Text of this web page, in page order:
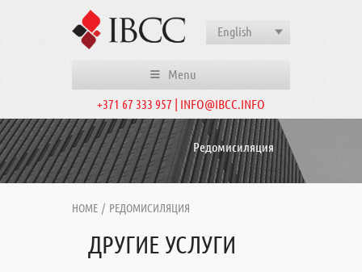
English
Menu
+371 67 333 957 | INFO@IBCC.INFO
Редомисиляция
HOME / РЕДОМИСИЛЯЦИЯ
ДРУГИЕ УСЛУГИ